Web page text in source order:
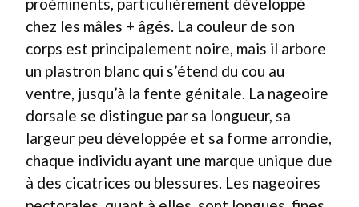
chez les mâles + âgés. La couleur de son
corps est principalement noire, mais il arbore
un plastron blanc qui s’étend du cou au
ventre, jusqu’à la fente génitale. La nageoire
dorsale se distingue par sa longueur, sa
largeur peu développée et sa forme arrondie,
chaque individu ayant une marque unique due
à des cicatrices ou blessures. Les nageoires